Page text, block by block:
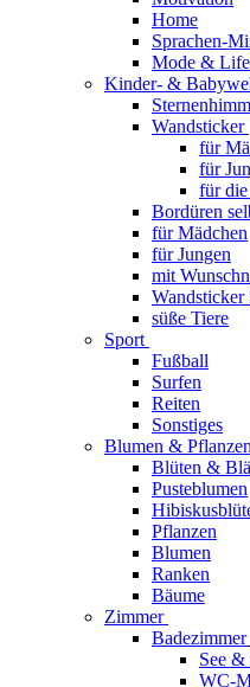
Home
Sprachen-
Mode &
Kinder- &
Wandsticker
für
für
für
Bordüren
für Mädchen
für Jungen
mit
Wandsticker
süße Tiere
Sport
Fußball
Surfen
Reiten
Sonstiges
Blumen & Pflanzen
Blüten &
Pusteblumen
Pflanzen
Blumen
Ranken
Bäume
Zimmer
Badezimmer
See
WC-